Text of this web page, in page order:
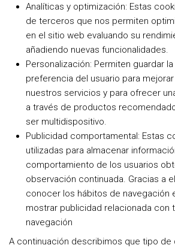
Analíticas y optimización: Estas
de terceros que nos permiten
en el sitio web evaluando su
añadiendo nuevas funcionalidades.
Personalización: Permiten guardar
preferencia del usuario para
nuestros servicios y para ofrecer
a través de productos
ser multidispositivo.
Publicidad comportamental: Estas
utilizadas para almacenar
comportamiento de los usuarios
observación continuada. Gracias a
conocer los hábitos de navegación
mostrar publicidad relacionada con
navegación
A continuación describimos que tipo de